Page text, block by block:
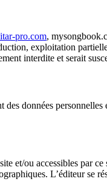
pro.com,
exploitation
interdite et serait
des données
et/ou accessibles par
L’éditeur se